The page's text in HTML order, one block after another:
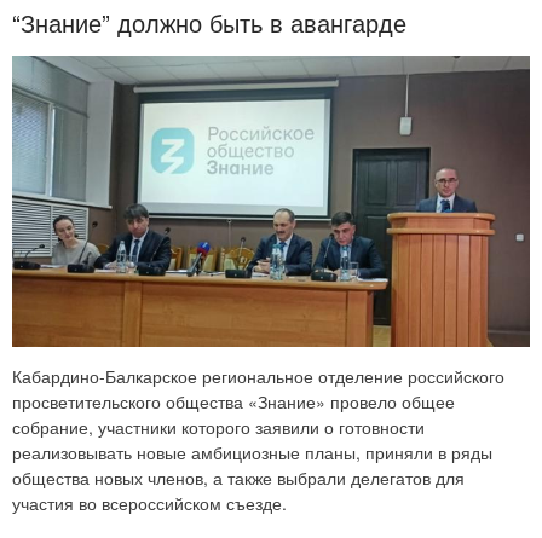
“Знание” должно быть в авангарде
Кабардино-Балкарское региональное отделение российского
просветительского общества «Знание» провело общее
собрание, участники которого заявили о готовности
реализовывать новые амбициозные планы, приняли в ряды
общества новых членов, а также выбрали делегатов для
участия во всероссийском съезде.